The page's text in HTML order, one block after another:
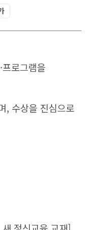
로그램을
, 수상을 진심으로